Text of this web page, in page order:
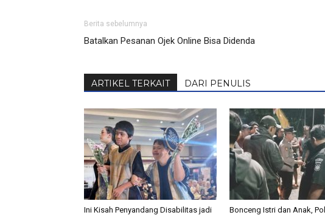
Berita sebelumnya
Batalkan Pesanan Ojek Online Bisa Didenda
ARTIKEL TERKAIT DARI PENULIS
Ini Kisah Penyandang Disabilitas jadi
Bonceng Istri dan Anak,